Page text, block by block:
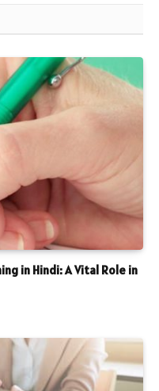
in Hindi: A Vital Role in